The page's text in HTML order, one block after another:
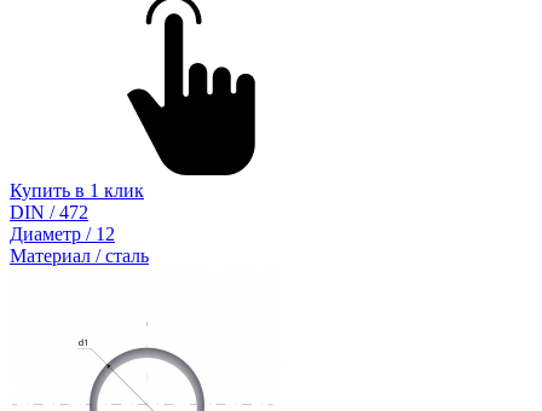
Купить в 1 клик
DIN / 472
Диаметр / 12
Материал / сталь